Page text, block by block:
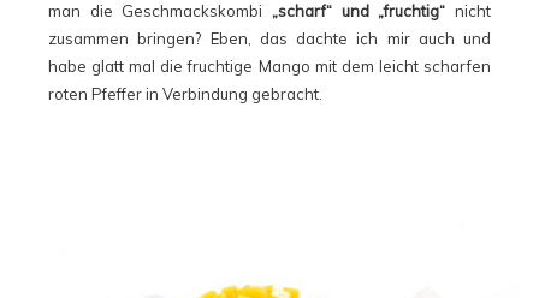
man die Geschmackskombi „scharf“ und „fruchtig“ nicht
zusammen bringen? Eben, das dachte ich mir auch und
habe glatt mal die fruchtige Mango mit dem leicht scharfen
roten Pfeffer in Verbindung gebracht.